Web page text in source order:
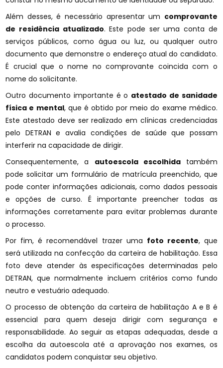
Além desses, é necessário apresentar um comprovante
de residência atualizado. Este pode ser uma conta de
serviços públicos, como água ou luz, ou qualquer outro
documento que demonstre o endereço atual do candidato.
É crucial que o nome no comprovante coincida com o
nome do solicitante.
Outro documento importante é o atestado de sanidade
física e mental, que é obtido por meio do exame médico.
Este atestado deve ser realizado em clínicas credenciadas
pelo DETRAN e avalia condições de saúde que possam
interferir na capacidade de dirigir.
Consequentemente, a autoescola escolhidatambém
pode solicitar um formulário de matrícula preenchido, que
pode conter informações adicionais, como dados pessoais
e opções de curso. É importante preencher todas as
informações corretamente para evitar problemas durante
o processo.
Por fim, é recomendável trazer uma foto recente, que
será utilizada na confecção da carteira de habilitação. Essa
foto deve atender às especificações determinadas pelo
DETRAN, que normalmente incluem critérios como fundo
neutro e vestuário adequado.
O processo de obtenção da carteira de habilitação A e B é
essencial para quem deseja dirigir com segurança e
responsabilidade. Ao seguir as etapas adequadas, desde a
escolha da autoescola até a aprovação nos exames, os
candidatos podem conquistar seu objetivo.